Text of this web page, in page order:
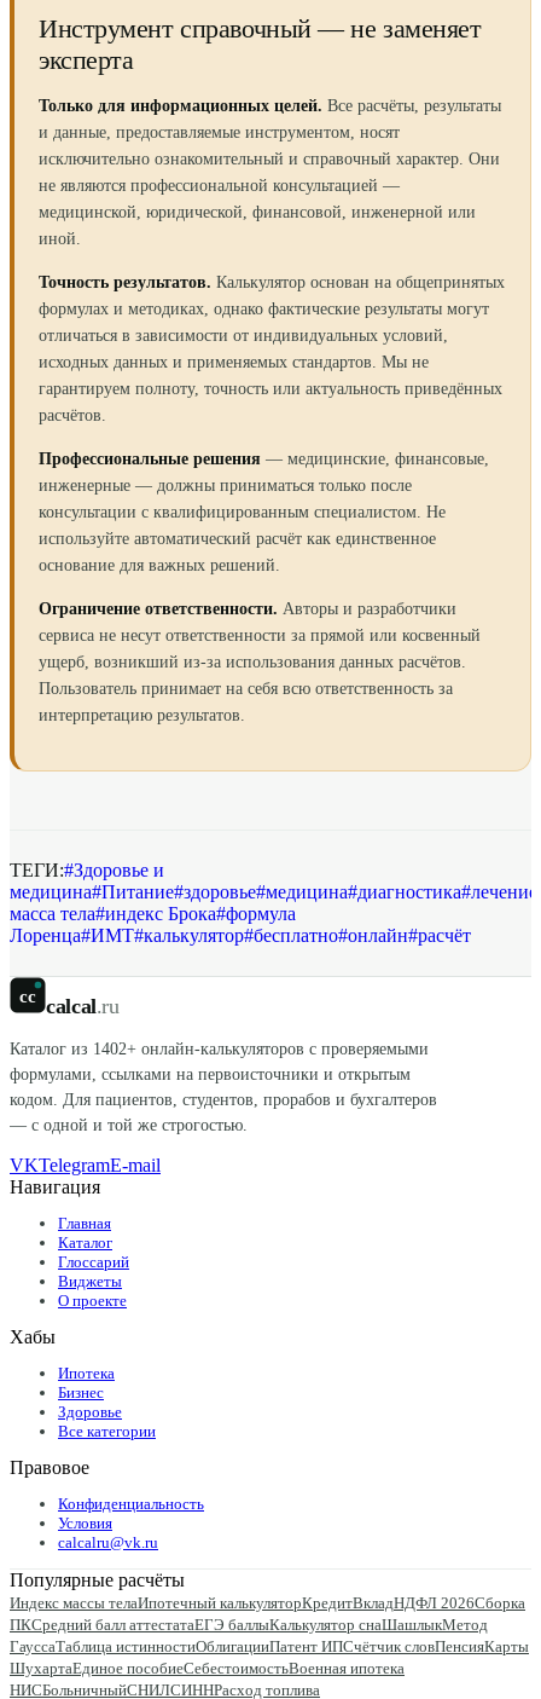
Инструмент справочный — не заменяет
эксперта
Только для информационных целей. Все расчёты, результаты
и данные, предоставляемые инструментом, носят
исключительно ознакомительный и справочный характер. Они
не являются профессиональной консультацией —
медицинской, юридической, финансовой, инженерной или
иной.
Точность результатов. Калькулятор основан на общепринятых
формулах и методиках, однако фактические результаты могут
отличаться в зависимости от индивидуальных условий,
исходных данных и применяемых стандартов. Мы не
гарантируем полноту, точность или актуальность приведённых
расчётов.
Профессиональные решения — медицинские, финансовые,
инженерные — должны приниматься только после
консультации с квалифицированным специалистом. Не
используйте автоматический расчёт как единственное
основание для важных решений.
Ограничение ответственности. Авторы и разработчики
сервиса не несут ответственности за прямой или косвенный
ущерб, возникший из-за использования данных расчётов.
Пользователь принимает на себя всю ответственность за
интерпретацию результатов.
ТЕГИ:#Здоровье и
медицина#Питание#здоровье#медицина#диагностика#лечение
масса тела#индекс Брока#формула
Лоренца#ИМТ#калькулятор#бесплатно#онлайн#расчёт
cc calcal.ru
Каталог из 1402+ онлайн-калькуляторов с проверяемыми
формулами, ссылками на первоисточники и открытым
кодом. Для пациентов, студентов, прорабов и бухгалтеров
— с одной и той же строгостью.
VKTelegramE-mail
Навигация
Главная
Каталог
Глоссарий
Виджеты
О проекте
Хабы
Ипотека
Бизнес
Здоровье
Все категории
Правовое
Конфиденциальность
Условия
calcalru@vk.ru
Популярные расчёты
Индекс массы телаИпотечный калькуляторКредитВкладНДФЛ 2026Сборка
ПКСредний балл аттестатаЕГЭ баллыКалькулятор снаШашлыкМетод
ГауссаТаблица истинностиОблигацииПатент ИПСчётчик словПенсияКарты
ШухартаЕдиное пособиеСебестоимостьВоенная ипотека
НИСБольничныйСНИЛСИННРасход топлива